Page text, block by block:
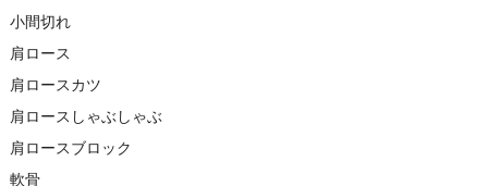
小間切れ
肩ロース
肩ロースカツ
肩ロースしゃぶしゃぶ
肩ロースブロック
軟骨